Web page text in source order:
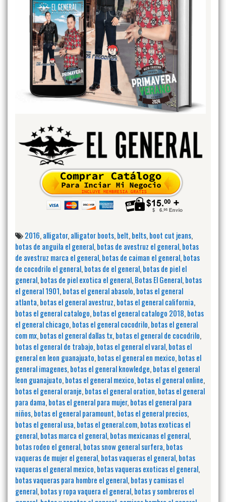
2016,alligator,alligator boots,belt,belts,boot cut jeans,
botas de anguila el general,botas de avestruz el general,botas
de avestruz marca el general,botas de caiman el general,botas
de cocodrilo el general,botas de el general,botas de piel el
general,botas de piel exotica el general,Botas El General,botas
el general 1901,botas el general abasolo,botas el general
atlanta,botas el general avestruz,botas el general california,
botas el general catalogo,botas el general catalogo 2018,botas
el general chicago,botas el general cocodrilo,botas el general
com mx,botas el general dallas tx,botas el general de cocodrilo,
botas el general de trabajo,botas el general el varal,botas el
general en leon guanajuato,botas el general en mexico,botas el
general imagenes,botas el general knowledge,botas el general
leon guanajuato,botas el general mexico,botas el general online,
botas el general oranje,botas el general oration,botas el general
para dama,botas el general para mujer,botas el general para
niños,botas el general paramount,botas el general precios,
botas el general usa,botas el general.com,botas exoticas el
general,botas marca el general,botas mexicanas el general,
botas rodeo el general,botas snow general surfera,botas
vaqueras de mujer el general,botas vaqueras el general,botas
vaqueras el general mexico,botas vaqueras exoticas el general,
botas vaqueras para hombre el general,botas y camisas el
general,botas y ropa vaquera el general,botas y sombreros el